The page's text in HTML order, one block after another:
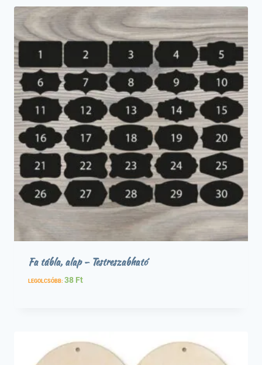
Fa tábla, alap – Testreszabható
LEGOLCSÓBB: 38 Ft